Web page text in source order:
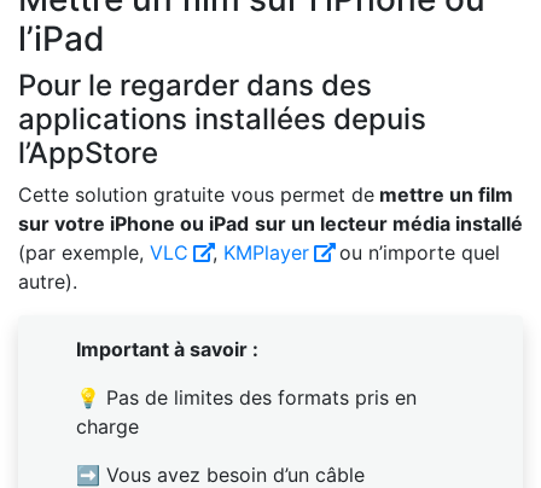
l’iPad
Pour le regarder dans des
applications installées depuis
l’AppStore
Cette solution gratuite vous permet de mettre un film
sur votre iPhone ou iPad sur un lecteur média installé
(par exemple, VLC , KMPlayer
ou n’importe quel
autre).
Important à savoir :
💡 Pas de limites des formats pris en
charge
➡ Vous avez besoin d’un câble